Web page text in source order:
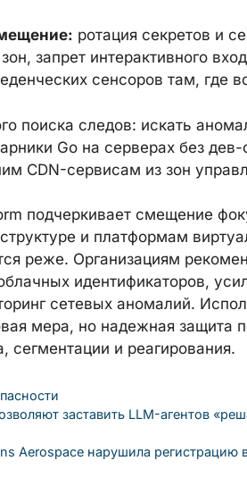
ротация секретов и
запрет интерактивного
сенсоров там, где
поиска следов: искать
Go на серверах без
CDN-сервисам из зон
подчеркивает смещение
и платформам
реже. Организациям
идентификаторов,
сетевых аномалий.
мера, но надежная защита
сегментации и реагирования.
заставить LLM-агентов
Aerospace нарушила регистрацию